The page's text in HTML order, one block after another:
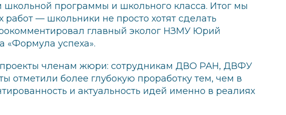
школьной программы и школьного класса. Итог мы
— школьники не просто хотят сделать
главный эколог НЗМУ Юрий
«Формула успеха».
проекты членам жюри: сотрудникам ДВО РАН, ДВФУ
отметили более глубокую проработку тем, чем в
и актуальность идей именно в реалиях